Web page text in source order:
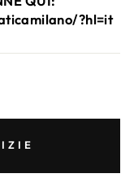
?hl=it